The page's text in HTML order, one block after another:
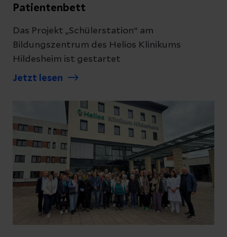
Patientenbett
Das Projekt „Schülerstation“ am
Bildungszentrum des Helios Klinikums
Hildesheim ist gestartet
Jetzt lesen